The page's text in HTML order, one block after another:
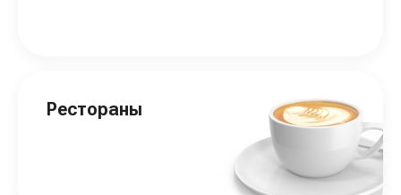
Рестораны